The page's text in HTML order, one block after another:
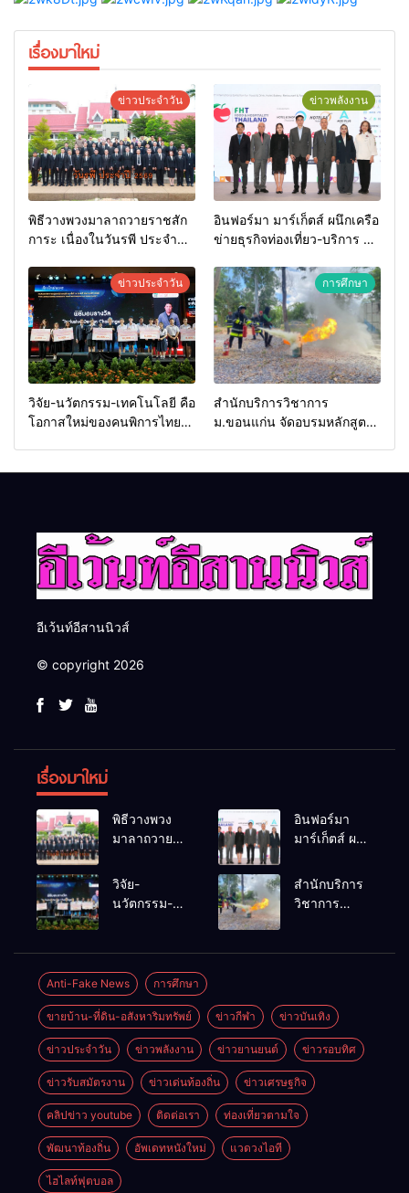
เรื่องมาใหม่
ข่าวประจำวัน
พิธีวางพวงมาลาถวายราชสัก
การะ เนื่องในวันรพี ประจำปี
วันรพี เพื่อเชื่อมความสัมพันธ์
อันดีของหน่วยงานใน
กระบวนการยุติธรรม
ข่าวพลังงาน
อินฟอร์มา มาร์เก็ตส์ ผนึกเครือ
ข่ายธุรกิจท่องเที่ยว-บริการ จัด
2026 เชื่อม 4 งานใหญ่ สร้าง
โอกาสธุรกิจครบวงจร ด้วย
ครับ
ข่าวประจำวัน
วิจัย-นวัตกรรม-เทคโนโลยี คือ
โอกาสใหม่ของคนพิการไทย
การศึกษา
สำนักบริการวิชาการ
ม.ขอนแก่น จัดอบรมหลักสูตร
อีเว้นท์อีสานนิวส์
© copyright 2026
เรื่องมาใหม่
พิธีวางพวง
มาลาถวาย
เนื่องในวันรพี
ประจำปี
ฟุตบอลวันรพี
เพื่อเชื่อม
ความสัมพันธ์
อันดีของ
หน่วยงานใน
กระบวนการ
ยุติธรรม
อินฟอร์มา
มาร์เก็ตส์ ผนึก
ธุรกิจท่อง
เที่ยว-บริการ
Thailand
สร้างโอกาส
ธุรกิจครบ
วงจร ด้วยครับ
วิจัย-
นวัตกรรม-
ไทย และพลัง
ขับเคลื่อน
เศรษฐกิจ
ประเทศ
สำนักบริการ
วิชาการ
ศักยภาพเจ้า
หน้าที่ท้องถิ่น
รับมืออัคคีภัย
ตามมาตรฐาน
สากล
Anti-Fake News การศึกษา
ขายบ้าน-ที่ดิน-อสังหาริมทรัพย์ ข่าวกีฬา ข่าวบันเทิง
ข่าวประจำวัน ข่าวพลังงาน ข่าวยานยนต์ ข่าวรอบทิศ
ข่าวรับสมัตรงาน ข่าวเด่นท้องถิ่น ข่าวเศรษฐกิจ
คลิปข่าว youtube ติดต่อเรา ท่องเที่ยวตามใจ
พัฒนาท้องถิ่น อัพเดทหนังใหม่ แวดวงไอที
ไฮไลท์ฟุตบอล